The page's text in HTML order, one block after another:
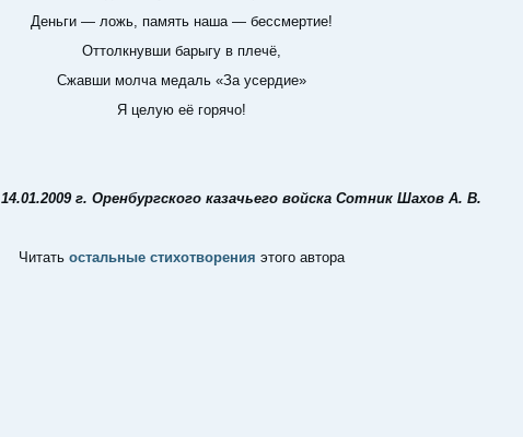
Деньги — ложь, память наша — бессмертие!
Оттолкнувши барыгу в плечё,
Сжавши молча медаль «За усердие»
Я целую её горячо!
14.01.2009 г. Оренбургского казачьего войска Сотник Шахов А. В.
Читать остальные стихотворения этого автора